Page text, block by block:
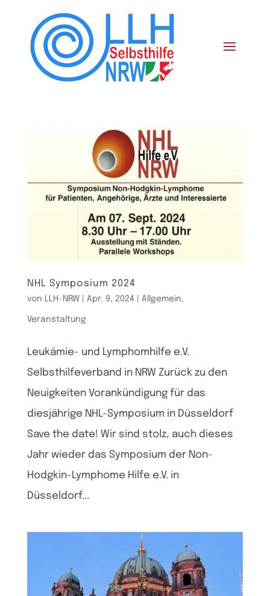
NHL Symposium 2024
von LLH-NRW| Apr. 9, 2024 Allgemein,
Veranstaltung
Leukämie- und Lymphomhilfe e.V.
Selbsthilfeverband in NRW Zurück zu den
Neuigkeiten Vorankündigung für das
diesjährige NHL-Symposium in Düsseldorf
Save the date! Wir sind stolz, auch dieses
Jahr wieder das Symposium der Non-
Hodgkin-Lymphome Hilfe e.V. in
Düsseldorf...